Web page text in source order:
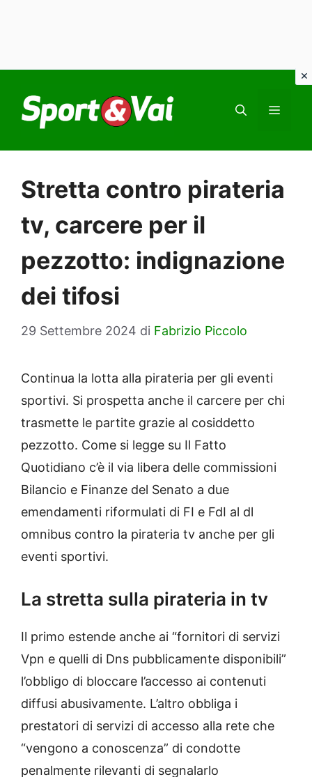
contenuto
Stretta contro pirateria
tv, carcere per il
pezzotto: indignazione
dei tifosi
29 Settembre 2024 di Fabrizio Piccolo
Continua la lotta alla pirateria per gli eventi
sportivi. Si prospetta anche il carcere per chi
trasmette le partite grazie al cosiddetto
pezzotto. Come si legge su Il Fatto
Quotidiano c’è il via libera delle commissioni
Bilancio e Finanze del Senato a due
emendamenti riformulati di FI e FdI al dl
omnibus contro la pirateria tv anche per gli
eventi sportivi.
La stretta sulla pirateria in tv
Il primo estende anche ai “fornitori di servizi
Vpn e quelli di Dns pubblicamente disponibili”
l’obbligo di bloccare l’accesso ai contenuti
diffusi abusivamente. L’altro obbliga i
prestatori di servizi di accesso alla rete che
“vengono a conoscenza” di condotte
penalmente rilevanti di segnalarlo